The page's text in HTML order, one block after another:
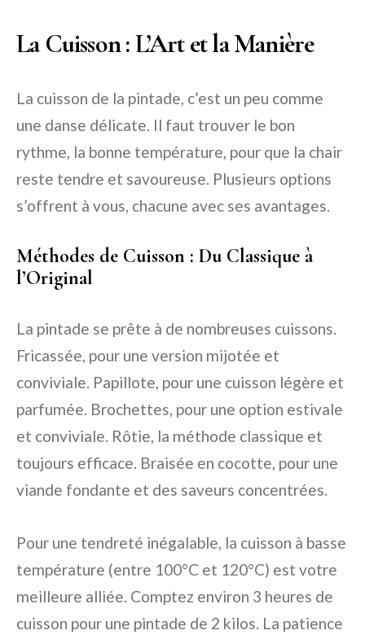
La Cuisson : L’Art et la Manière
La cuisson de la pintade, c’est un peu comme
une danse délicate. Il faut trouver le bon
rythme, la bonne température, pour que la chair
reste tendre et savoureuse. Plusieurs options
s’offrent à vous, chacune avec ses avantages.
Méthodes de Cuisson : Du Classique à
l’Original
La pintade se prête à de nombreuses cuissons.
Fricassée, pour une version mijotée et
conviviale. Papillote, pour une cuisson légère et
parfumée. Brochettes, pour une option estivale
et conviviale. Rôtie, la méthode classique et
toujours efficace. Braisée en cocotte, pour une
viande fondante et des saveurs concentrées.
Pour une tendreté inégalable, la cuisson à basse
température (entre 100°C et 120°C) est votre
meilleure alliée. Comptez environ 3 heures de
cuisson pour une pintade de 2 kilos. La patience